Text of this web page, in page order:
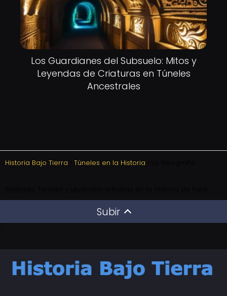
Los Guardianes del Subsuelo: Mitos y
Leyendas de Criaturas en Túneles
Ancestrales
Historia Bajo Tierra Túneles en la Historia
Subir